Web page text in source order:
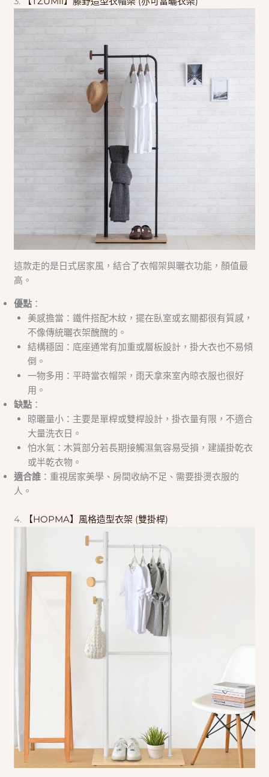
這款走的是日式居家風，結合了衣帽架與曬衣功能，顏值最
高。
優點 ：
美感擔當：鐵件搭配木紋，擺在臥室或玄關都很有質感，
不像傳統曬衣架醜醜的。
結構穩固：底座通常有加重或層板設計，掛大衣也不易傾
倒。
一物多用：平時當衣帽架，雨天拿來室內晾衣服也很好
用。
缺點 ：
晾曬量小：主要是單桿或雙桿設計，掛衣量有限，不適合
大量洗衣日。
怕水氣：木質部分若長期接觸濕氣容易受損，建議掛乾衣
或半乾衣物。
適合誰 ：重視居家美學、房間收納不足、需要掛燙衣服的
人。
4. 【HOPMA】風格造型衣架 (雙掛桿)